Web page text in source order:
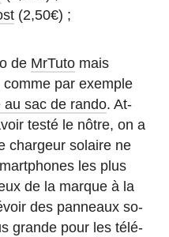
(2,50€) ;
de MrTuto mais
comme par exemple
au sac de rando. At­
testé le nôtre, on a
char­geur solaire ne
les plus
de la marque à la
des pan­neaux so­
grande pour les té­lé­